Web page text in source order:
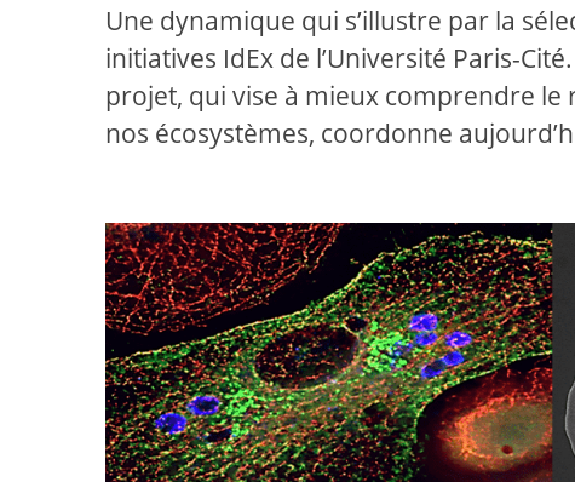
Une dynamique qui s’illustre par la
initiatives IdEx de l’Université Paris-
projet, qui vise à mieux comprendre le
nos écosystèmes, coordonne